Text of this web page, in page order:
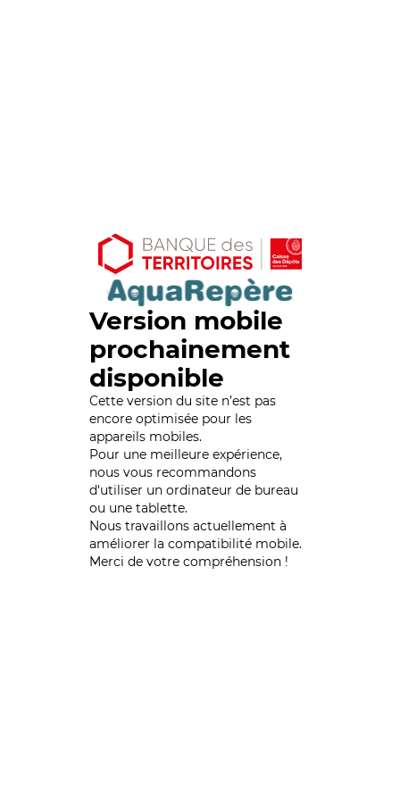
Version mobile
prochainement
disponible
Cette version du site n’est pas
encore optimisée pour les
appareils mobiles.
Pour une meilleure expérience,
nous vous recommandons
d'utiliser un ordinateur de bureau
ou une tablette.
Nous travaillons actuellement à
améliorer la compatibilité mobile.
Merci de votre compréhension !